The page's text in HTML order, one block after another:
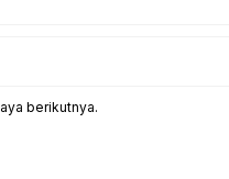
berikutnya.